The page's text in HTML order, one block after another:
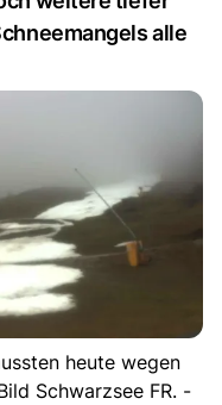
alle
heute wegen
Schwarzsee FR. -